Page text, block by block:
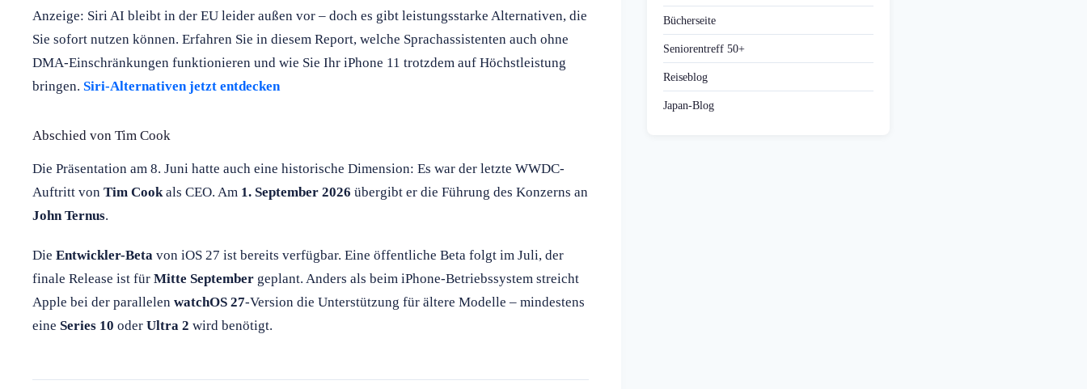
Anzeige: Siri AI bleibt in der EU leider außen vor – doch es gibt leistungsstarke Alternativen, die
Sie sofort nutzen können. Erfahren Sie in diesem Report, welche Sprachassistenten auch ohne
DMA-Einschränkungen funktionieren und wie Sie Ihr iPhone 11 trotzdem auf Höchstleistung
bringen. Siri-Alternativen jetzt entdecken
Abschied von Tim Cook
Die Präsentation am 8. Juni hatte auch eine historische Dimension: Es war der letzte WWDC-
Auftritt von Tim Cookals CEO. Am 1. September 2026 übergibt er die Führung des Konzerns an
John Ternus.
Die Entwickler-Beta von iOS 27 ist bereits verfügbar. Eine öffentliche Beta folgt im Juli, der
finale Release ist für Mitte September geplant. Anders als beim iPhone-Betriebssystem streicht
Apple bei der parallelen watchOS 27-Version die Unterstützung für ältere Modelle – mindestens
eine Series 10 oder Ultra 2 wird benötigt.
Bücherseite
Seniorentreff 50+
Reiseblog
Japan-Blog